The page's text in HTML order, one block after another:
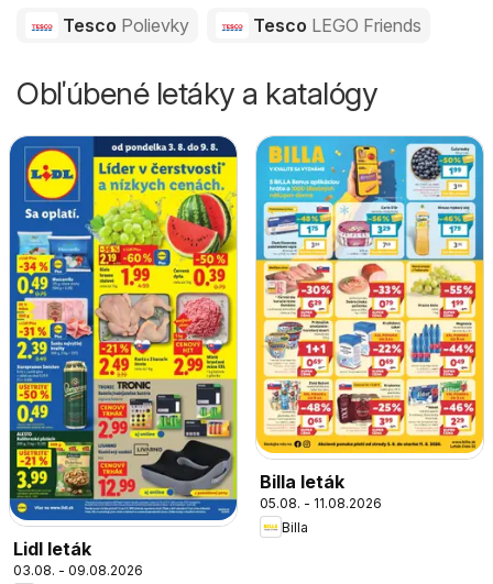
Tesco Polievky Tesco LEGO Friends
Obľúbené letáky a katalógy
Lidl leták
03.08. - 09.08.2026
Billa leták
05.08. - 11.08.2026
Billa